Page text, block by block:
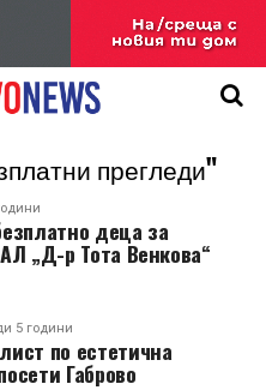
прегледи"
деца за
„Д-р Тота Венкова“
5 години
по естетична
Габрово